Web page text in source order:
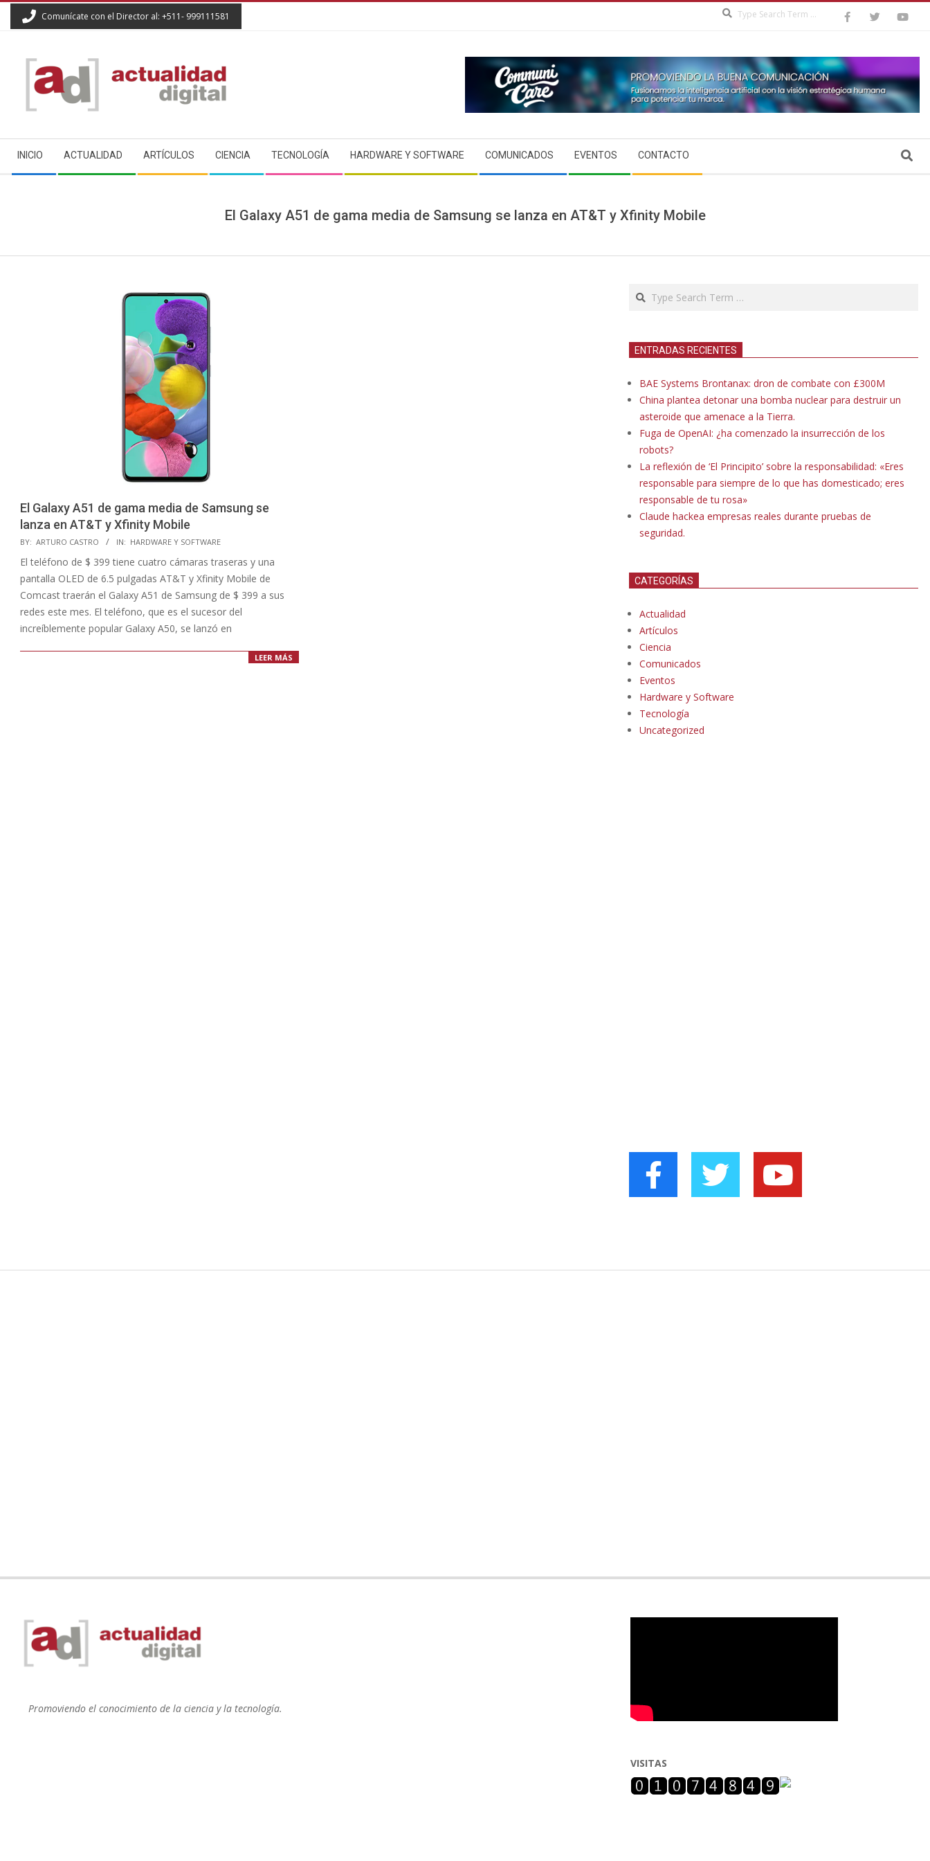
Comunícate con el Director al: +511- 999111581
ACTUALIDAD
DIGITAL
Navigation
Menu
INICIO ACTUALIDAD ARTÍCULOS CIENCIA TECNOLOGÍA HARDWARE Y SOFTWARE COMUNICADOS EVENTOS CONTACTO Search
El Galaxy A51 de gama media de Samsung se lanza en AT&T y Xfinity Mobile
El Galaxy A51 de gama media de Samsung se
lanza en AT&T y Xfinity Mobile
2020-
05-
01
BY: ARTURO CASTRO IN: HARDWARE Y SOFTWARE
El teléfono de $ 399 tiene cuatro cámaras traseras y una
pantalla OLED de 6.5 pulgadas AT&T y Xfinity Mobile de
Comcast traerán el Galaxy A51 de Samsung de $ 399 a sus
redes este mes. El teléfono, que es el sucesor del
increíblemente popular Galaxy A50, se lanzó en
LEER MÁS
Search
ENTRADAS RECIENTES
BAE Systems Brontanax: dron de combate con £300M
China plantea detonar una bomba nuclear para destruir un
asteroide que amenace a la Tierra.
Fuga de OpenAI: ¿ha comenzado la insurrección de los
robots?
La reflexión de ‘El Principito’ sobre la responsabilidad: «Eres
responsable para siempre de lo que has domesticado; eres
responsable de tu rosa»
Claude hackea empresas reales durante pruebas de
seguridad.
CATEGORÍAS
Actualidad
Artículos
Ciencia
Comunicados
Eventos
Hardware y Software
Tecnología
Uncategorized
Promoviendo el conocimiento de la ciencia y la tecnología.
VISITAS